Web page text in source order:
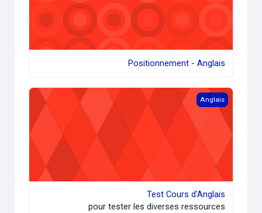
Positionnement - Anglais
Test Cours d'Anglais
Anglais
Test Cours d'Anglais
pour tester les diverses ressources